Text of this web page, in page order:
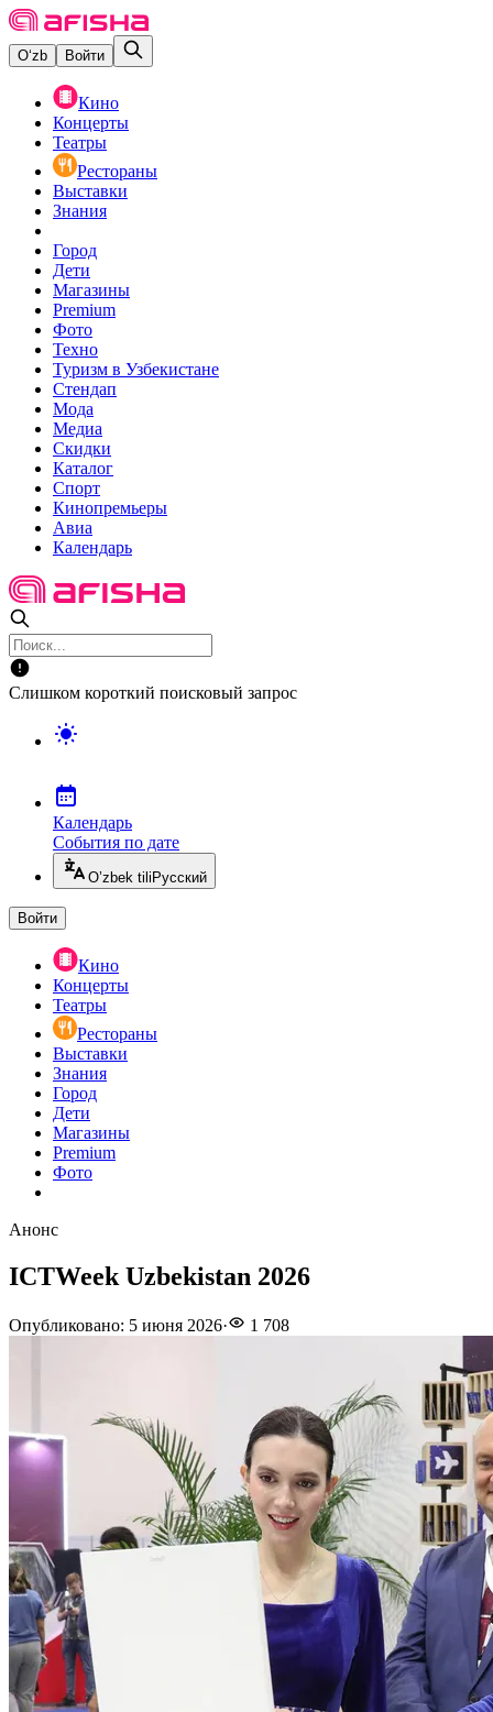
O‘zb Войти
Кино
Концерты
Театры
Рестораны
Выставки
Знания
Город
Дети
Магазины
Premium
Фото
Техно
Туризм в Узбекистане
Стендап
Мода
Медиа
Скидки
Каталог
Спорт
Кинопремьеры
Авиа
Календарь
Слишком короткий поисковый запрос
Календарь
События по дате
O’zbek tili Русский
Войти
Кино
Концерты
Театры
Рестораны
Выставки
Знания
Город
Дети
Магазины
Premium
Фото
Анонс
ICTWeek Uzbekistan 2026
Опубликовано: 5 июня 2026· 1 708